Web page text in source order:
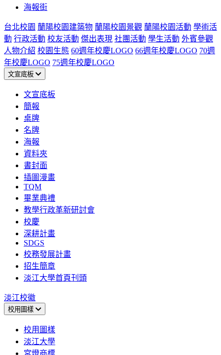
海報街
台北校園 蘭陽校園建築物 蘭陽校園景觀 蘭陽校園活動 學術活
動 行政活動 校友活動 傑出表現 社團活動 學生活動 外賓參觀
人物介紹 校園生態 60週年校慶LOGO 66週年校慶LOGO 70週
年校慶LOGO 75週年校慶LOGO
文宣底板
文宣底板
簡報
桌牌
名牌
海報
資料夾
書封面
插圖漫畫
TQM
畢業典禮
教學行政革新研討會
校慶
深耕計畫
SDGS
校務發展計畫
招生簡章
淡江大學首頁刊頭
淡江校徽
校用圖樣
校用圖樣
淡江大學
宮燈商標